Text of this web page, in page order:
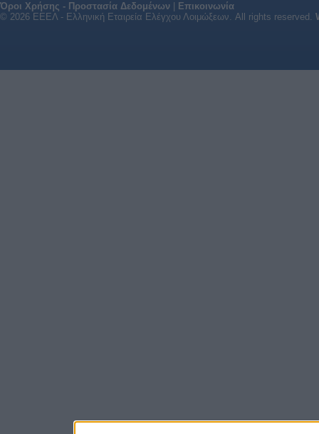
Όροι Χρήσης - Προστασία Δεδομένων
Επικοινωνία
© 2026 ΕΕΕΛ - Ελληνική Εταιρεία Ελέγχου Λοιμώξεων. All rights reserved.